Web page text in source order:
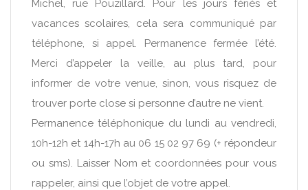
Michel, rue Pouzillard. Pour les jours fériés et
vacances scolaires, cela sera communiqué par
téléphone, si appel. Permanence fermée l’été.
Merci d’appeler la veille, au plus tard, pour
informer de votre venue, sinon, vous risquez de
trouver porte close si personne d’autre ne vient.
Permanence téléphonique du lundi au vendredi,
10h-12h et 14h-17h au 06 15 02 97 69 (+ répondeur
ou sms). Laisser Nom et coordonnées pour vous
rappeler, ainsi que l’objet de votre appel.